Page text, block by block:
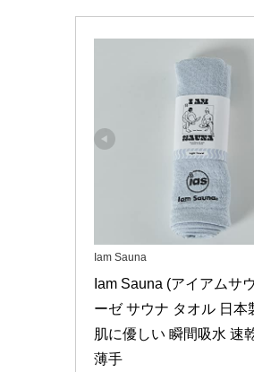
Iam Sauna
Iam Sauna (アイアムサ
ーゼ サウナ タオル 日本
肌に優しい 瞬間吸水 速
薄手